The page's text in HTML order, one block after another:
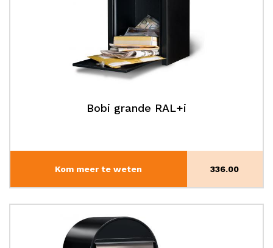
Bobi grande RAL+i
Kom meer te weten 336.00